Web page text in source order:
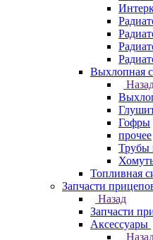
Выхлопная
Гофры
прочее
Трубы
Топливная
Запчасти
Назад
Запчасти
Аксессуары